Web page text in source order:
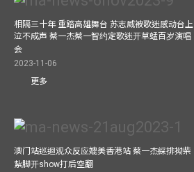
相隔三十年 重踏高雄舞台 苏志威被歌迷感动台上
泣不成声 蔡一杰蔡一智约定歌迷开草蜢百岁演唱
会
2023-11-06
更多
澳门站巡迴观众反应媲美香港站 蔡一杰綵排拗柴
紥脚开show打后空翻